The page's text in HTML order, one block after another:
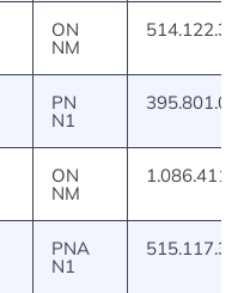
ON
NM
514.122.351
PN
N1
395.801.044
ON
NM
PNA
N1
515.117.391